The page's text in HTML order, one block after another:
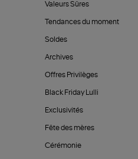
Valeurs Sûres
Tendances du moment
Soldes
Archives
Offres Privilèges
Black Friday Lulli
Exclusivités
Fête des mères
Cérémonie